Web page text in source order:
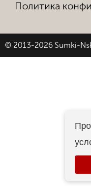
Политика
© 2013-2026 Sumki-